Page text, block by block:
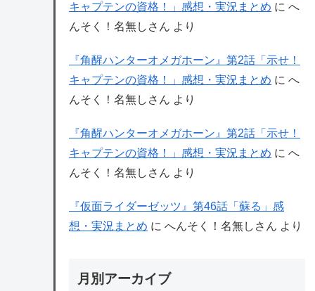
キャプテンの資格！」感想・実況まとめ に へ
んそく！名無しさん より
『角醒ハンターオメガホーン』第2話「示せ！
キャプテンの資格！」感想・実況まとめ に へ
んそく！名無しさん より
『角醒ハンターオメガホーン』第2話「示せ！
キャプテンの資格！」感想・実況まとめ に へ
んそく！名無しさん より
『仮面ライダーゼッツ』第46話「蘇る」感
想・実況まとめ に へんそく！名無しさん より
月別アーカイブ